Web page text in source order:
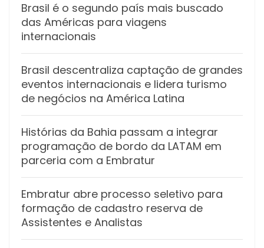
Brasil é o segundo país mais buscado
das Américas para viagens
internacionais
Brasil descentraliza captação de grandes
eventos internacionais e lidera turismo
de negócios na América Latina
Histórias da Bahia passam a integrar
programação de bordo da LATAM em
parceria com a Embratur
Embratur abre processo seletivo para
formação de cadastro reserva de
Assistentes e Analistas